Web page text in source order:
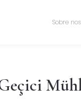
Sobre